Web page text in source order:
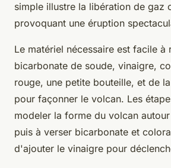
simple illustre la libération de gaz
provoquant une éruption
Le matériel nécessaire est facile à
bicarbonate de soude, vinaigre,
rouge, une petite bouteille, et de
pour façonner le volcan. Les
modeler la forme du volcan
puis à verser bicarbonate et
d'ajouter le vinaigre pour